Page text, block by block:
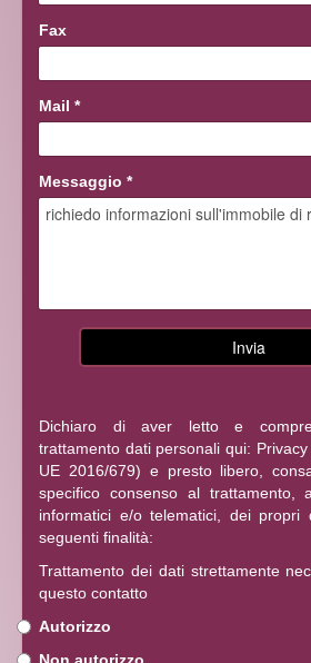
Fax
Mail *
Messaggio *
Dichiaro di aver letto e
trattamento dati personali qui:
UE 2016/679) e presto libero,
specifico consenso al trattamento,
informatici e/o telematici, dei propri
seguenti finalità:
Trattamento dei dati strettamente
questo contatto
Autorizzo